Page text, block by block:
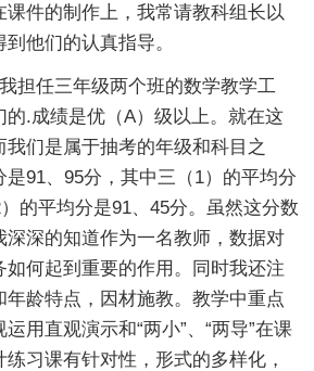
课件的制作上，我常请教科组长以
他们的认真指导。
任三年级两个班的数学教学工
的.成绩是优（A）级以上。就在这
我们是属于抽考的年级和科目之
91、95分，其中三（1）的平均分
的平均分是91、45分。虽然这分数
深深的知道作为一名教师，数据对
如何起到重要的作用。同时我还注
年龄特点，因材施教。教学中重点
用直观演示和“两小”、“两导”在课
习课有针对性，形式的多样化，